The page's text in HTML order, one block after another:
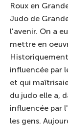
Roux en
Judo de
l'avenir. On a
mettre en
influencée par
et qui
du judo elle a,
influencée par
les gens.